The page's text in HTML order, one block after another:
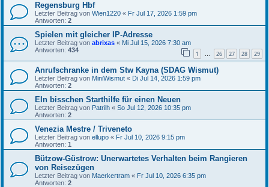
Regensburg Hbf
Letzter Beitrag von Wien1220 « Fr Jul 17, 2026 1:59 pm
Antworten: 2
Spielen mit gleicher IP-Adresse
Letzter Beitrag von abrixas « Mi Jul 15, 2026 7:30 am
Antworten: 434 1 … 26 27 28 29
Anrufschranke in dem Stw Kayna (SDAG Wismut)
Letzter Beitrag von MiniWismut « Di Jul 14, 2026 1:59 pm
Antworten: 2
EIn bisschen Starthilfe für einen Neuen
Letzter Beitrag von Patrilh « So Jul 12, 2026 10:35 pm
Antworten: 2
Venezia Mestre / Triveneto
Letzter Beitrag von ellupo « Fr Jul 10, 2026 9:15 pm
Antworten: 1
Bützow-Güstrow: Unerwartetes Verhalten beim Rangieren
von Reisezügen
Letzter Beitrag von Maerkertram « Fr Jul 10, 2026 6:35 pm
Antworten: 2